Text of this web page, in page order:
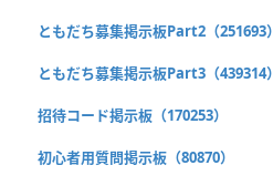
ともだち募集掲示板Part2（251693）
ともだち募集掲示板Part3（439314）
招待コード掲示板（170253）
初心者用質問掲示板（80870）